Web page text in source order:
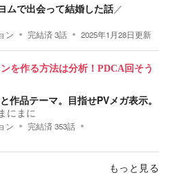
で出会って結婚した話／
ン 完結済3話 2025年1月28日更新
を作る方法は分析！PDCA回そう
作品テーマ。目指せPVメガ表示。
にまに
ン 完結済353話
もっと見る